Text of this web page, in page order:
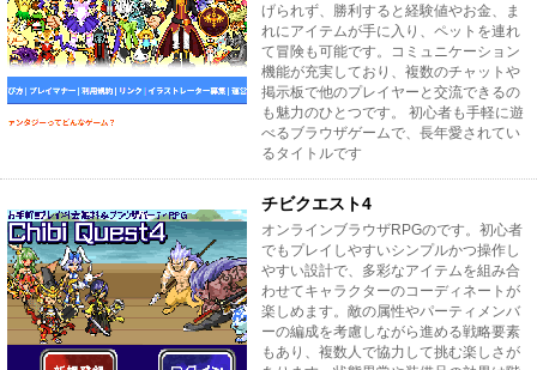
げられず、勝利すると経験値やお金、ま
れにアイテムが手に入り、ペットを連れ
て冒険も可能です。コミュニケーション
機能が充実しており、複数のチャットや
掲示板で他のプレイヤーと交流できるの
も魅力のひとつです。 初心者も手軽に遊
べるブラウザゲームで、長年愛されてい
るタイトルです
チビクエスト4
オンラインブラウザRPGのです。初心者
でもプレイしやすいシンプルかつ操作し
やすい設計で、多彩なアイテムを組み合
わせてキャラクターのコーディネートが
楽しめます。敵の属性やパーティメンバ
ーの編成を考慮しながら進める戦略要素
もあり、複数人で協力して挑む楽しさが